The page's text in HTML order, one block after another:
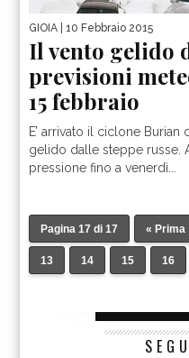
GIOIA | 10 Febbraio 2015
Il vento gelido
previsioni
15 febbraio
E’ arrivato il ciclone Burian
gelido dalle steppe russe.
pressione fino a venerdì...
Pagina 17 di 17 « Prima
13 14 15 16